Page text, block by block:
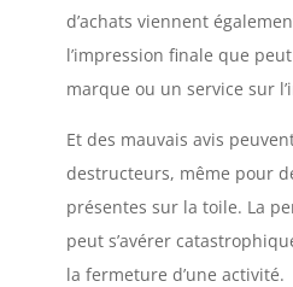
d’achats viennent
l’impression finale que
marque ou un service sur
Et des mauvais avis
destructeurs, même pour
présentes sur la toile. La
peut s’avérer
la fermeture d’une activité.